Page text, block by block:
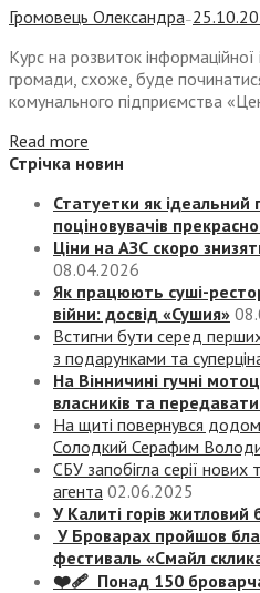
Громовець Олександра —
Курс на розвиток
громади, схоже, буде
комунального підприємства
Read more
Стрічка новин
Статуетки як ідеальний
поціновувачів
Ціни на АЗС скоро
08.04.2026
Як працюють суші-
війни: досвід «Сушия»
Встигни бути серед
з подарунками та
На Вінничині гучні
власників та
На щиті повернувся
Солодкий Серафим
СБУ запобігла серії нових
агента 02.06.2025
У Калиті горів житловий
У Броварах пройшов
фестиваль «Смайл
❤️‍🩹 Понад 150